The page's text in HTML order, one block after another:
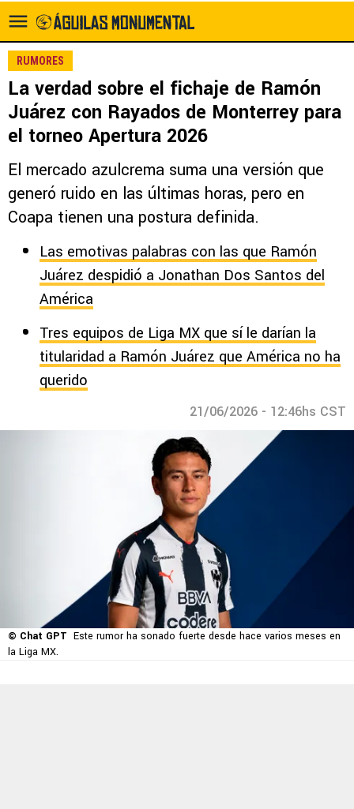
RUMORES
La verdad sobre el fichaje de Ramón
Juárez con Rayados de Monterrey para
el torneo Apertura 2026
El mercado azulcrema suma una versión que
generó ruido en las últimas horas, pero en
Coapa tienen una postura definida.
Las emotivas palabras con las que Ramón
Juárez despidió a Jonathan Dos Santos del
América
Tres equipos de Liga MX que sí le darían la
titularidad a Ramón Juárez que América no ha
querido
21/06/2026 - 12:46hs CST
© Chat GPT Este rumor ha sonado fuerte desde hace varios meses en
la Liga MX.